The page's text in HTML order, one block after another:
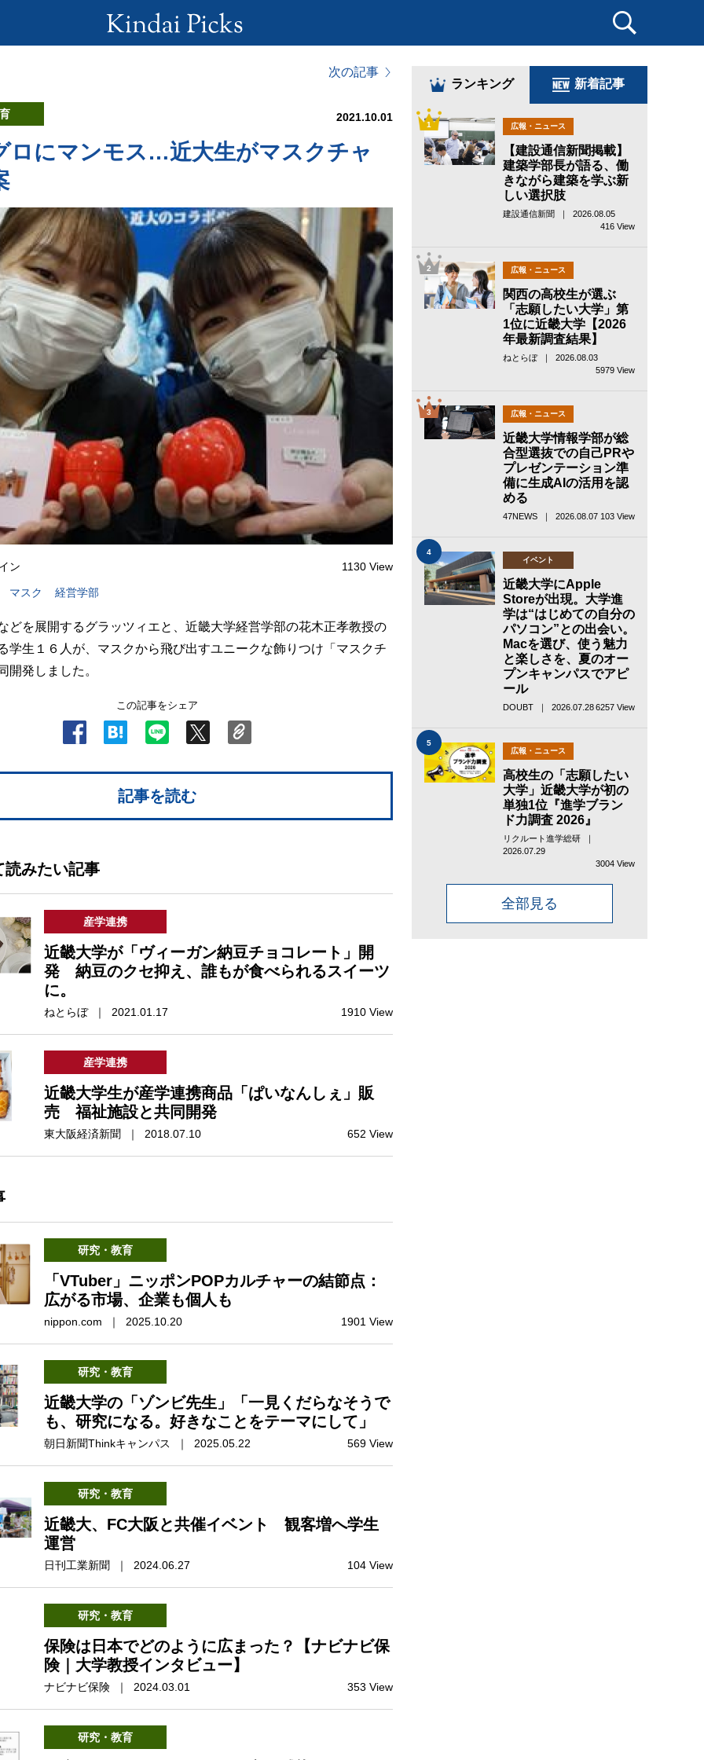
次の記事
2021.10.01
ロにマンモス…近大生がマスクチャ
ン 1130 View
マスク 経営学部
どを展開するグラッツィエと、近畿大学経営学部の花木正孝教授の
学生１６人が、マスクから飛び出すユニークな飾りつけ「マスクチ
開発しました。
この記事をシェア
記事を読む
読みたい記事
産学連携
近畿大学が「ヴィーガン納豆チョコレート」開
発 納豆のクセ抑え、誰もが食べられるスイーツ
に。
ねとらぼ ｜ 2021.01.17 1910 View
産学連携
近畿大学生が産学連携商品「ぱいなんしぇ」販
売 福祉施設と共同開発
東大阪経済新聞 ｜ 2018.07.10 652 View
研究・教育
「VTuber」ニッポンPOPカルチャーの結節点：
広がる市場、企業も個人も
nippon.com ｜ 2025.10.20 1901 View
研究・教育
近畿大学の「ゾンビ先生」「一見くだらなそうで
も、研究になる。好きなことをテーマにして」
朝日新聞Thinkキャンパス ｜ 2025.05.22 569 View
研究・教育
近畿大、FC大阪と共催イベント 観客増へ学生
運営
日刊工業新聞 ｜ 2024.06.27 104 View
研究・教育
保険は日本でどのように広まった？【ナビナビ保
険｜大学教授インタビュー】
ナビナビ保険 ｜ 2024.03.01 353 View
研究・教育
ランキング 新着記事
1 広報・ニュース
【建設通信新聞掲載】
建築学部長が語る、働
きながら建築を学ぶ新
しい選択肢
建設通信新聞 ｜ 2026.08.05
416 View
2 広報・ニュース
関西の高校生が選ぶ
「志願したい大学」第
1位に近畿大学【2026
年最新調査結果】
ねとらぼ ｜ 2026.08.03
5979 View
3 広報・ニュース
近畿大学情報学部が総
合型選抜での自己PRや
プレゼンテーション準
備に生成AIの活用を認
める
47NEWS ｜ 2026.08.07 103 View
4
イベント
近畿大学にApple
Storeが出現。大学進
学は“はじめての自分の
パソコン”との出会い。
Macを選び、使う魅力
と楽しさを、夏のオー
プンキャンパスでアピ
ール
DOUBT ｜ 2026.07.286257 View
5
広報・ニュース
高校生の「志願したい
大学」近畿大学が初の
単独1位『進学ブラン
ド力調査 2026』
リクルート進学総研 ｜
2026.07.29
3004 View
全部見る